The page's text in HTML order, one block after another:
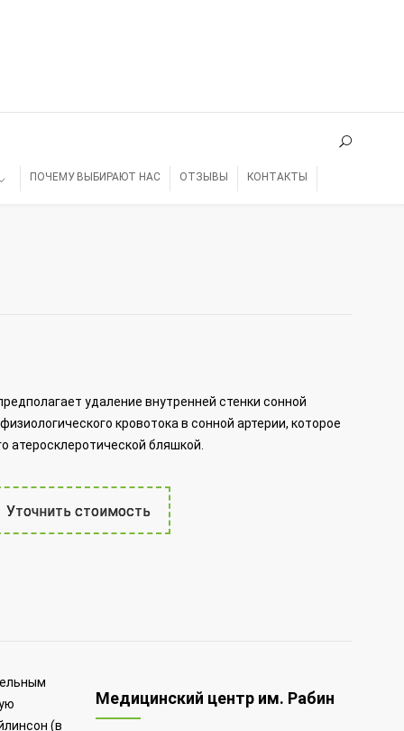
ПОЧЕМУ ВЫБИРАЮТ НАС ОТЗЫВЫ КОНТАКТЫ
удаление внутренней стенки сонной
кровотока в сонной артерии, которое
атеросклеротической бляшкой.
Уточнить стоимость
(в
Медицинский центр им. Рабин